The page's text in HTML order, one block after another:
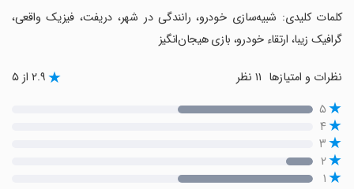
‏کلمات کلیدی: شبیه‌سازی خودرو، رانندگی در شهر، دریفت، فیزیک واقعی،
گرافیک زیبا، ارتقاء خودرو، بازی هیجان‌انگیز
نظرات و امتیازها ۲.۹ از ۵
۵
۴
۳
۲
۱